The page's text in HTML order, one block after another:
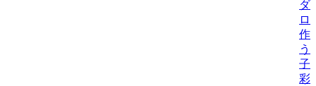
ダ
ロ
作
う
子/
彩